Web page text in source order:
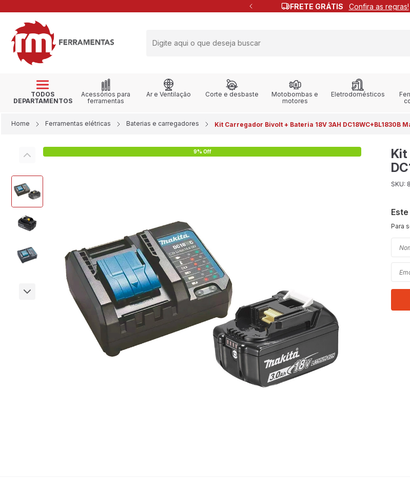
FRETE GRÁTIS Confira as regras!
TODOS
DEPARTAMENTOS
Acessórios para
ferramentas
Ar e Ventilação Corte e desbaste
Motobombas e
motores
Eletrodomésticos
Home Ferramentas elétricas Baterias e carregadores Kit Carregador Bivolt + Bateria 18V 3AH DC18WC+BL1830B
9% Off
Kit
SKU:
Para